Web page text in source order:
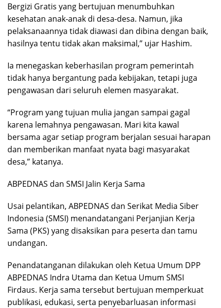
Bergizi Gratis yang bertujuan menumbuhkan
kesehatan anak-anak di desa-desa. Namun, jika
pelaksanaannya tidak diawasi dan dibina dengan baik,
hasilnya tentu tidak akan maksimal,” ujar Hashim.
Ia menegaskan keberhasilan program pemerintah
tidak hanya bergantung pada kebijakan, tetapi juga
pengawasan dari seluruh elemen masyarakat.
“Program yang tujuan mulia jangan sampai gagal
karena lemahnya pengawasan. Mari kita kawal
bersama agar setiap program berjalan sesuai harapan
dan memberikan manfaat nyata bagi masyarakat
desa,” katanya.
ABPEDNAS dan SMSI Jalin Kerja Sama
Usai pelantikan, ABPEDNAS dan Serikat Media Siber
Indonesia (SMSI) menandatangani Perjanjian Kerja
Sama (PKS) yang disaksikan para peserta dan tamu
undangan.
Penandatanganan dilakukan oleh Ketua Umum DPP
ABPEDNAS Indra Utama dan Ketua Umum SMSI
Firdaus. Kerja sama tersebut bertujuan memperkuat
publikasi, edukasi, serta penyebarluasan informasi